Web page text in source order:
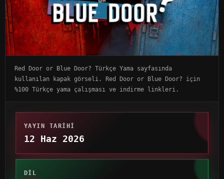
Red Door or Blue Door? Türkçe Yama sayfasında
kullanılan kapak görseli. Red Door or Blue Door? için
%100 Türkçe yama çalışması ve indirme linkleri.
YAYIN TARIHI
12 Haz 2026
DIL